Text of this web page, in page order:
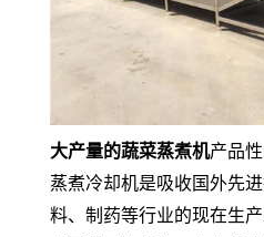
大产量的蔬菜蒸煮机产品
蒸煮冷却机是吸收国外先
料、制药等行业的现在生